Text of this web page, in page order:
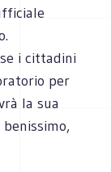
i cittadini
per
la sua